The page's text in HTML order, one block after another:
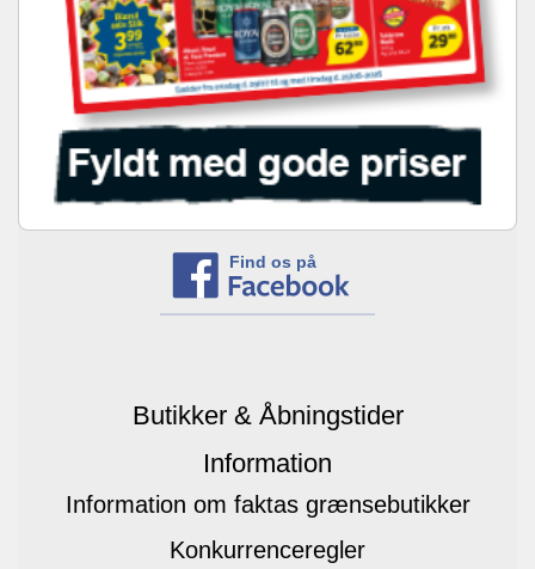
Find os på
Butikker & Åbningstider
Information
Information om faktas grænsebutikker
Konkurrenceregler